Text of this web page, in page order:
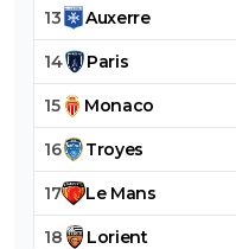
13 Auxerre
14 Paris
15 Monaco
16 Troyes
17 Le Mans
18 Lorient